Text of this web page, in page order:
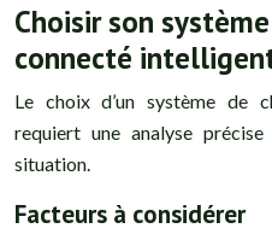
Choisir son
connecté
Le choix d’un système de
requiert une analyse
situation.
Facteurs à considérer